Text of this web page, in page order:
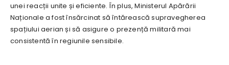
unei reacții unite și eficiente. În plus, Ministerul Apărării
Naționale a fost însărcinat să întărească supravegherea
spațiului aerian și să asigure o prezență militară mai
consistentă în regiunile sensibile.